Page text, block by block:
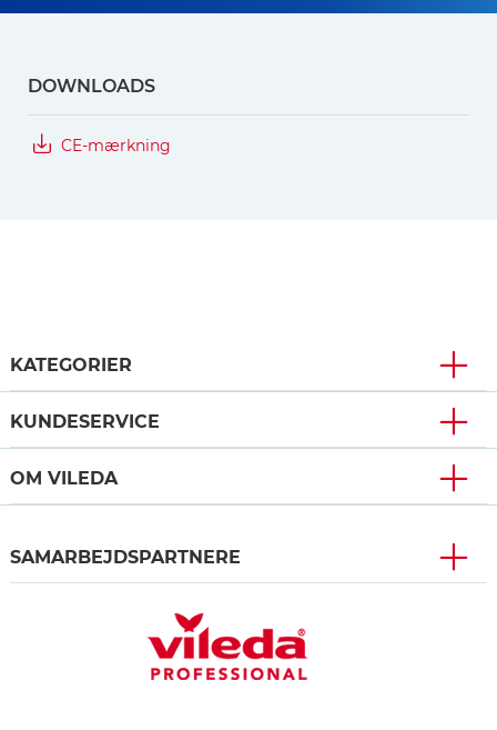
DOWNLOADS
CE-mærkning
KATEGORIER
KUNDESERVICE
OM VILEDA
SAMARBEJDSPARTNERE